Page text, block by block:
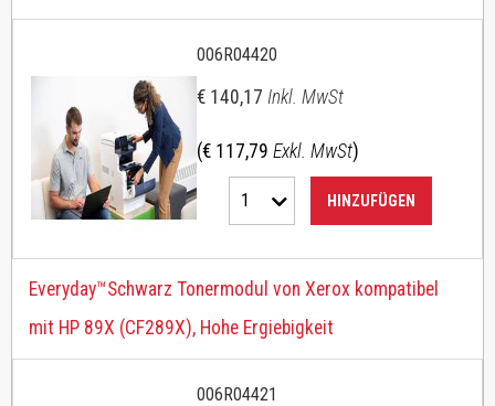
006R04420
€ 140,17 Inkl. MwSt
(€ 117,79 Exkl. MwSt)
1 HINZUFÜGEN
Everyday™Schwarz Tonermodul von Xerox kompatibel
mit HP 89X (CF289X), Hohe Ergiebigkeit
006R04421